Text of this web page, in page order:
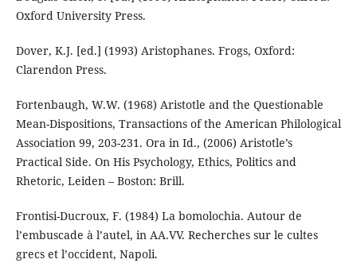
Oxford University Press.
Dover, K.J. [ed.] (1993) Aristophanes. Frogs, Oxford:
Clarendon Press.
Fortenbaugh, W.W. (1968) Aristotle and the Questionable
Mean-Dispositions, Transactions of the American Philological
Association 99, 203-231. Ora in Id., (2006) Aristotle’s
Practical Side. On His Psychology, Ethics, Politics and
Rhetoric, Leiden – Boston: Brill.
Frontisi-Ducroux, F. (1984) La bomolochia. Autour de
l’embuscade à l’autel, in AA.VV. Recherches sur le cultes
grecs et l’occident, Napoli.